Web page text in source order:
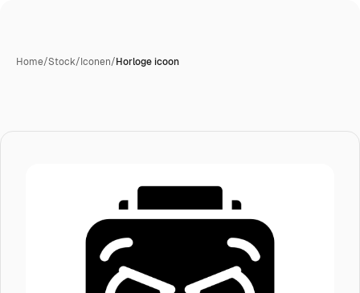
Home/Stock/Iconen/Horloge icoon